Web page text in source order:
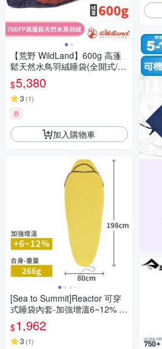
【荒野 WildLand】600g 高蓬
鬆天然水鳥羽絨睡袋(全開式/70
0FP高蓬鬆)_W5002-178 火炎
山
$5,380
3 (1)
券
加入購物車
[Sea to Summit]Reactor 可穿
式睡袋內套-加強增溫6~12% 合
身
$1,962
3 (1)